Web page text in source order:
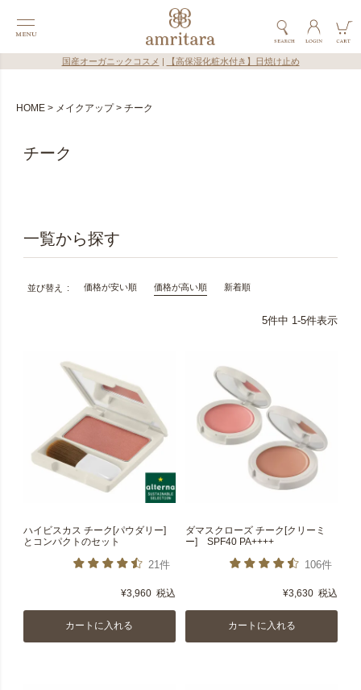
国産オーガニックコスメ 【高保湿化粧水付き】日焼け止め
HOME メイクアップ チーク
チーク
並び替え 価格が安い順 価格が高い順 新着順
5件中 1-5件表示
ハイビスカス チーク[パウダリー]
とコンパクトのセット
21件
¥3,960 税込
カートに入れる
ダマスクローズ チーク[クリーミ
ー] SPF40 PA++++
106件
¥3,630 税込
カートに入れる